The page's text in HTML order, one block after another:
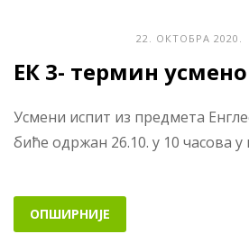
22. ОКТОБРА
ЕК 3- термин
Усмени испит из предмета
биће одржан 26.10. у 10 часова у
ОПШИРНИЈЕ